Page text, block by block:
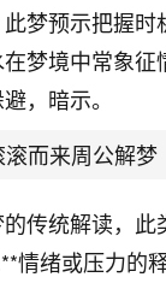
梦预示把握时
梦境中常象征
，暗示。
而来周公解梦
传统解读，此
情绪或压力的
，大半年不上学
子愁的不行，朋
病急乱投医，这
变了个人一样，
安稳稳的把书读
下父母心啊！